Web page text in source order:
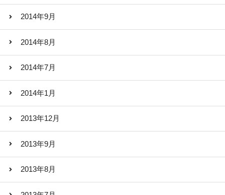
2014年9月
2014年8月
2014年7月
2014年1月
2013年12月
2013年9月
2013年8月